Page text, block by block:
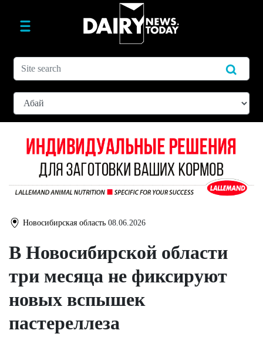
Новосибирская область 08.06.2026
В Новосибирской области
три месяца не фиксируют
новых вспышек
пастереллеза